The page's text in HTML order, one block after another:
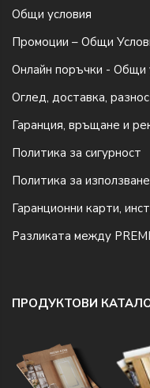
Общи условия
Промоции – Общи
Онлайн поръчки - Общи
Оглед, доставка,
Гаранция, връщане и
Политика за сигурност
Политика за
Гаранционни карти,
Разликата между
ПРОДУКТОВИ